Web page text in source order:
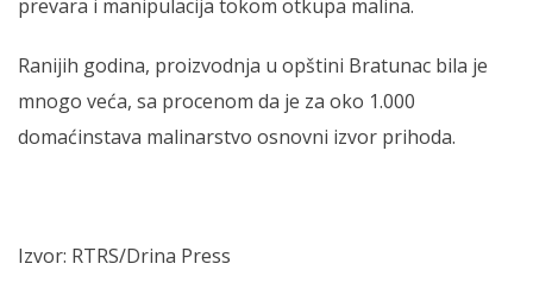
prevara i manipulacija tokom otkupa malina.
Ranijih godina, proizvodnja u opštini Bratunac bila je
mnogo veća, sa procenom da je za oko 1.000
domaćinstava malinarstvo osnovni izvor prihoda.
Izvor: RTRS/Drina Press